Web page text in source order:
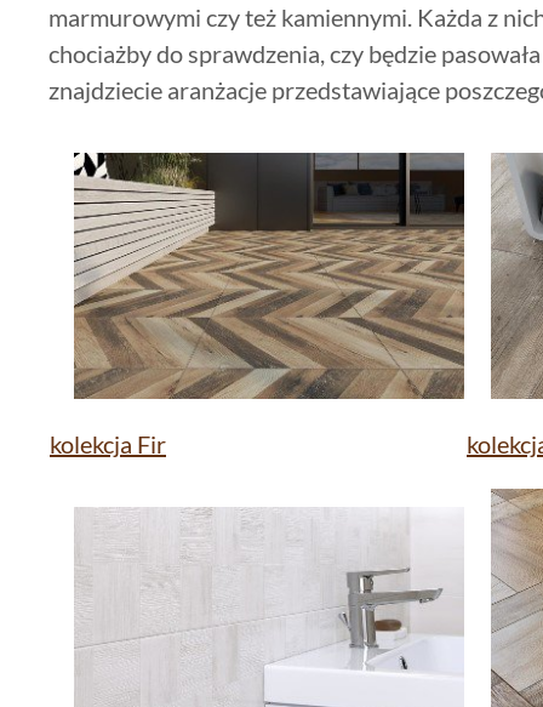
marmurowymi czy też kamiennymi. Każda z
chociażby do sprawdzenia, czy będzie
znajdziecie aranżacje przedstawiające
kolekcja Fir